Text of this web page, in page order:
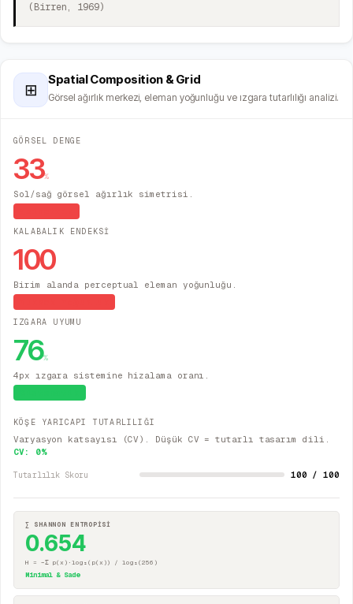
(Birren, 1969)
⊞
Spatial Composition & Grid
Görsel ağırlık merkezi, eleman yoğunluğu ve ızgara tutarlılığı analizi.
GÖRSEL DENGE
33%
Sol/sağ görsel ağırlık simetrisi.
KALABALIK ENDEKSİ
100
Birim alanda perceptual eleman yoğunluğu.
IZGARA UYUMU
76%
4px ızgara sistemine hizalama oranı.
KÖŞE YARICAPI TUTARLILIĞI
Varyasyon katsayısı (CV). Düşük CV = tutarlı tasarım dili.
CV: 0%
Tutarlılık Skoru 100 / 100
∑ SHANNON ENTROPİSİ
0.654
H = −Σ p(x)·log₂(p(x)) / log₂(256)
Minimal & Sade